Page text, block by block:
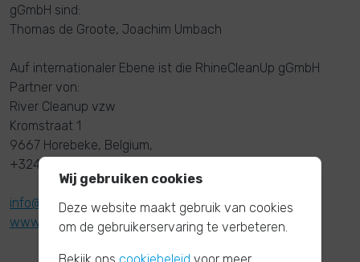
gGmbH sind:
Thomas de Groote, Joachim Umbach
Auf internationaler Ebene ist die RhineCleanUp gGmbH
Partner von:
River Cleanup vzw
Kromstraat 1
9667 Horebeke, Belgium,
+32478444610
info@river-cleanup.org
www.river-cleanup.org
Wij gebruiken cookies
Deze website maakt gebruik van cookies
om de gebruikerservaring te verbeteren.
Bekijk ons cookiebeleid voor meer